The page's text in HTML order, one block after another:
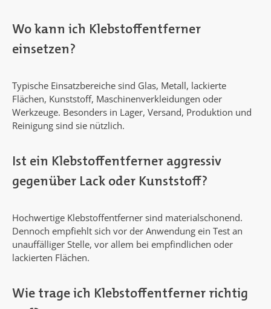
Wo kann ich Klebstoffentferner
einsetzen?
Typische Einsatzbereiche sind Glas, Metall, lackierte
Flächen, Kunststoff, Maschinenverkleidungen oder
Werkzeuge. Besonders in Lager, Versand, Produktion und
Reinigung sind sie nützlich.
Ist ein Klebstoffentferner aggressiv
gegenüber Lack oder Kunststoff?
Hochwertige Klebstoffentferner sind materialschonend.
Dennoch empfiehlt sich vor der Anwendung ein Test an
unauffälliger Stelle, vor allem bei empfindlichen oder
lackierten Flächen.
Wie trage ich Klebstoffentferner richtig